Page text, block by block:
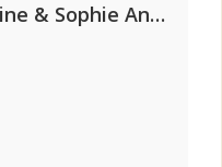
Purple Disco Machine & Sophie And The Giants